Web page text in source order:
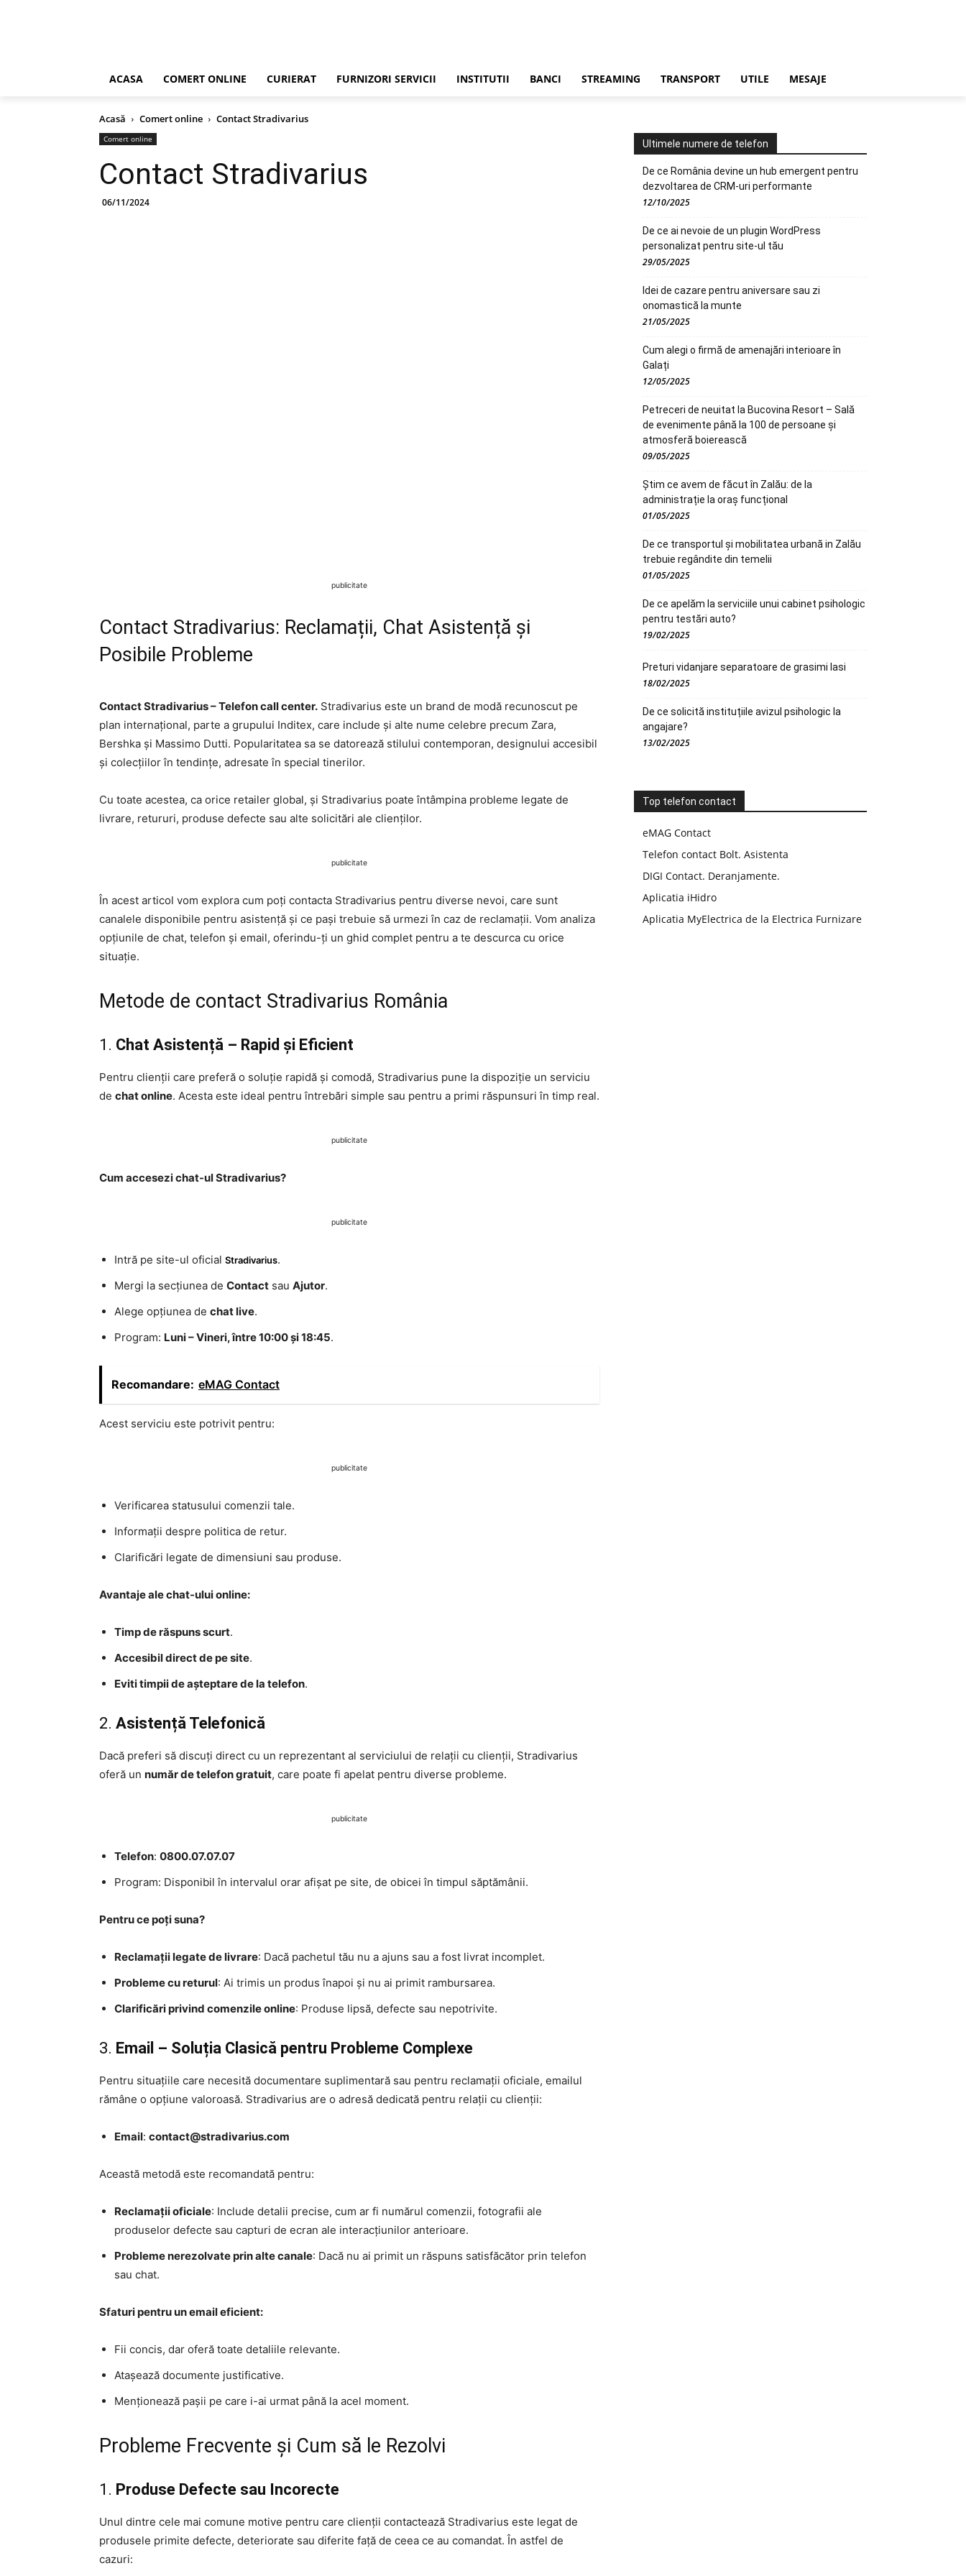
ACASA COMERT ONLINE CURIERAT FURNIZORI SERVICII INSTITUTII BANCI STREAMING TRANSPORT UTILE MESAJE
Acasă Comert online Contact Stradivarius
Comert online
Contact Stradivarius
06/11/2024
publicitate
Contact Stradivarius: Reclamații, Chat Asistență și
Posibile Probleme
Contact Stradivarius – Telefon call center. Stradivarius este un brand de modă recunoscut pe
plan internațional, parte a grupului Inditex, care include și alte nume celebre precum Zara,
Bershka și Massimo Dutti. Popularitatea sa se datorează stilului contemporan, designului accesibil
și colecțiilor în tendințe, adresate în special tinerilor.
Cu toate acestea, ca orice retailer global, și Stradivarius poate întâmpina probleme legate de
livrare, retururi, produse defecte sau alte solicitări ale clienților.
publicitate
În acest articol vom explora cum poți contacta Stradivarius pentru diverse nevoi, care sunt
canalele disponibile pentru asistență și ce pași trebuie să urmezi în caz de reclamații. Vom analiza
opțiunile de chat, telefon și email, oferindu-ți un ghid complet pentru a te descurca cu orice
situație.
Metode de contact Stradivarius România
1. Chat Asistență – Rapid și Eficient
Pentru clienții care preferă o soluție rapidă și comodă, Stradivarius pune la dispoziție un serviciu
de chat online. Acesta este ideal pentru întrebări simple sau pentru a primi răspunsuri în timp real.
publicitate
Cum accesezi chat-ul Stradivarius?
publicitate
Intră pe site-ul oficial Stradivarius.
Mergi la secțiunea de Contact sau Ajutor.
Alege opțiunea de chat live.
Program: Luni – Vineri, între 10:00 și 18:45.
Recomandare: eMAG Contact
Acest serviciu este potrivit pentru:
publicitate
Verificarea statusului comenzii tale.
Informații despre politica de retur.
Clarificări legate de dimensiuni sau produse.
Avantaje ale chat-ului online:
Timp de răspuns scurt.
Accesibil direct de pe site.
Eviti timpii de așteptare de la telefon.
2. Asistență Telefonică
Dacă preferi să discuți direct cu un reprezentant al serviciului de relații cu clienții, Stradivarius
oferă un număr de telefon gratuit, care poate fi apelat pentru diverse probleme.
publicitate
Telefon: 0800.07.07.07
Program: Disponibil în intervalul orar afișat pe site, de obicei în timpul săptămânii.
Pentru ce poți suna?
Reclamații legate de livrare: Dacă pachetul tău nu a ajuns sau a fost livrat incomplet.
Probleme cu returul: Ai trimis un produs înapoi și nu ai primit rambursarea.
Clarificări privind comenzile online: Produse lipsă, defecte sau nepotrivite.
3. Email – Soluția Clasică pentru Probleme Complexe
Pentru situațiile care necesită documentare suplimentară sau pentru reclamații oficiale, emailul
rămâne o opțiune valoroasă. Stradivarius are o adresă dedicată pentru relații cu clienții:
Email: contact@stradivarius.com
Această metodă este recomandată pentru:
Reclamații oficiale: Include detalii precise, cum ar fi numărul comenzii, fotografii ale
produselor defecte sau capturi de ecran ale interacțiunilor anterioare.
Probleme nerezolvate prin alte canale: Dacă nu ai primit un răspuns satisfăcător prin telefon
sau chat.
Sfaturi pentru un email eficient:
Fii concis, dar oferă toate detaliile relevante.
Atașează documente justificative.
Menționează pașii pe care i-ai urmat până la acel moment.
Probleme Frecvente și Cum să le Rezolvi
1. Produse Defecte sau Incorecte
Unul dintre cele mai comune motive pentru care clienții contactează Stradivarius este legat de
produsele primite defecte, deteriorate sau diferite față de ceea ce au comandat. În astfel de
cazuri:
Ultimele numere de telefon
De ce România devine un hub emergent pentru
dezvoltarea de CRM-uri performante
12/10/2025
De ce ai nevoie de un plugin WordPress
personalizat pentru site-ul tău
29/05/2025
Idei de cazare pentru aniversare sau zi
onomastică la munte
21/05/2025
Cum alegi o firmă de amenajări interioare în
Galați
12/05/2025
Petreceri de neuitat la Bucovina Resort – Sală
de evenimente până la 100 de persoane și
atmosferă boierească
09/05/2025
Știm ce avem de făcut în Zalău: de la
administrație la oraș funcțional
01/05/2025
De ce transportul și mobilitatea urbană in Zalău
trebuie regândite din temelii
01/05/2025
De ce apelăm la serviciile unui cabinet psihologic
pentru testări auto?
19/02/2025
Preturi vidanjare separatoare de grasimi Iasi
18/02/2025
De ce solicită instituțiile avizul psihologic la
angajare?
13/02/2025
Top telefon contact
eMAG Contact
Telefon contact Bolt. Asistenta
DIGI Contact. Deranjamente.
Aplicatia iHidro
Aplicatia MyElectrica de la Electrica Furnizare